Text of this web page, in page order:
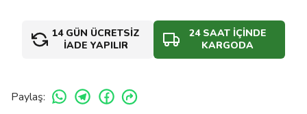
14 GÜN ÜCRETSİZ
İADE YAPILIR
24 SAAT İÇİNDE
KARGODA
Paylaş: